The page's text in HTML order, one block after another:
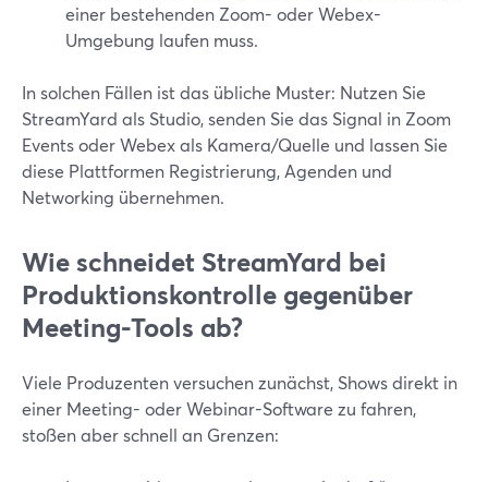
einer bestehenden Zoom- oder Webex-
Umgebung laufen muss.
In solchen Fällen ist das übliche Muster: Nutzen Sie
StreamYard als Studio, senden Sie das Signal in Zoom
Events oder Webex als Kamera/Quelle und lassen Sie
diese Plattformen Registrierung, Agenden und
Networking übernehmen.
Wie schneidet StreamYard bei
Produktionskontrolle gegenüber
Meeting-Tools ab?
Viele Produzenten versuchen zunächst, Shows direkt in
einer Meeting- oder Webinar-Software zu fahren,
stoßen aber schnell an Grenzen: